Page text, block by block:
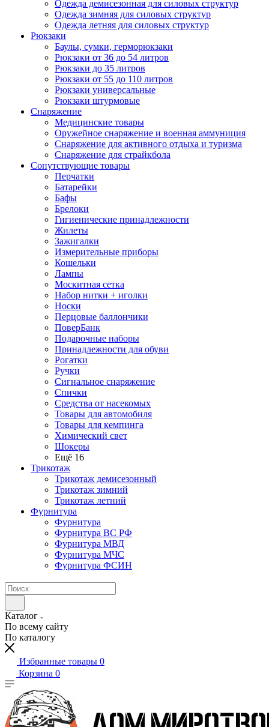
Одежда демисезонная для силовых структур
Одежда зимняя для силовых структур
Одежда летняя для силовых структур
Рюкзаки
Баулы, сумки, герморюкзаки
Рюкзаки от 36 до 54 литров
Рюкзаки до 35 литров
Рюкзаки от 55 до 110 литров
Рюкзаки универсальные
Рюкзаки штурмовые
Снаряжение
Медицинские товары
Оружейное снаряжение и военная аммуниция
Снаряжение для активного отдыха и туризма
Снаряжение для страйкбола
Сопутствующие товары
Перчатки
Батарейки
Бафы
Брелоки
Гигиенические принадлежности
Жилеты
Зажигалки
Измерительные приборы
Кошельки
Лампы
Москитная сетка
Набор нитки + иголки
Носки
Перцовые баллончики
ПоверБанк
Подарочные наборы
Принадлежности для обуви
Рогатки
Ручки
Сигнальное снаряжение
Спички
Средства от насекомых
Товары для автомобиля
Товары для кемпинга
Химический свет
Шокеры
Ещё 16
Трикотаж
Трикотаж демисезонный
Трикотаж зимний
Трикотаж летний
Фурнитура
Фурнитура
Фурнитура ВС РФ
Фурнитура МВД
Фурнитура МЧС
Фурнитура ФСИН
Каталог
По всему сайту
По каталогу
Избранные товары 0
Корзина 0